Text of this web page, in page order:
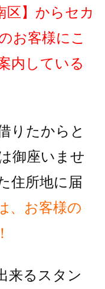
】 からセカ
お客様にこ
内している
りたからと
御座いませ
住所地に届
、お客様の
来るスタン